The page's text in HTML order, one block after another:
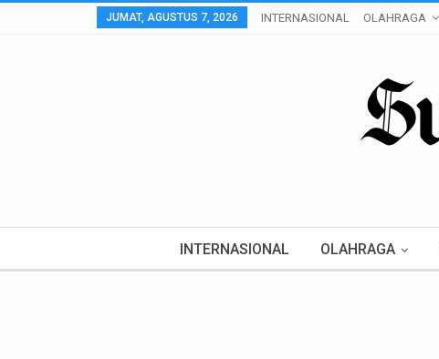
JUMAT, AGUSTUS 7, 2026 INTERNASIONAL OLAHRAGA
INTERNASIONAL OLAHRAGA